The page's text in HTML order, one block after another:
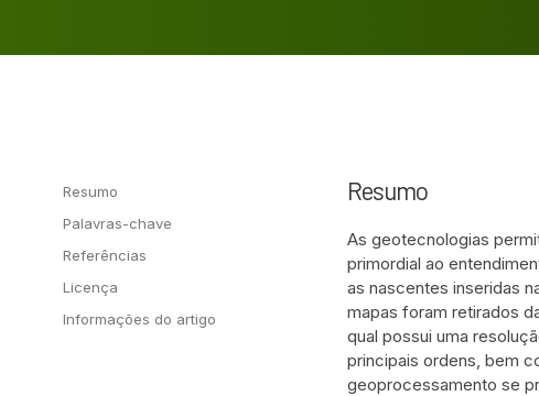
Resumo
Palavras-chave
Referências
Licença
Informações do artigo
Resumo
As geotecnologias
primordial ao
as nascentes inseridas
mapas foram retirados
qual possui uma
principais ordens, bem
geoprocessamento se